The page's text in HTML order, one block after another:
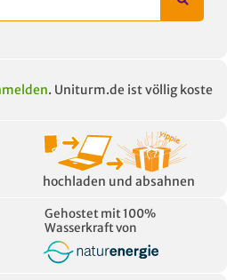
. Uniturm.de ist völlig koste
hochladen und absahnen
Gehostet mit 100%
Wasserkraft von